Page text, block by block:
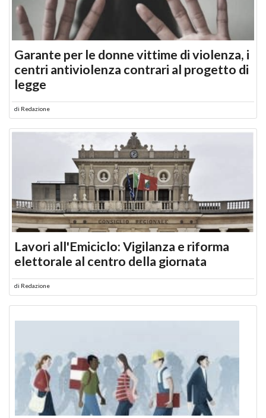
Garante per le donne vittime di violenza, i
centri antiviolenza contrari al progetto di
legge
di Redazione
Lavori all'Emiciclo: Vigilanza e riforma
elettorale al centro della giornata
di Redazione